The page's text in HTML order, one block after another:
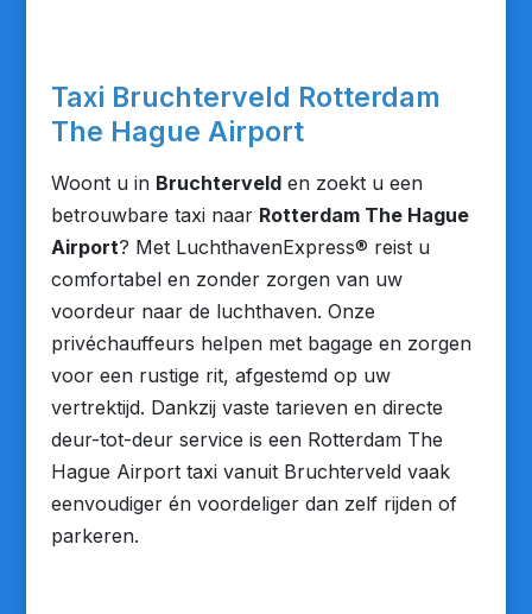
Taxi Bruchterveld Rotterdam
The Hague Airport
Woont u in Bruchtervelden zoekt u een
betrouwbare taxi naar Rotterdam The Hague
Airport? Met LuchthavenExpress® reist u
comfortabel en zonder zorgen van uw
voordeur naar de luchthaven. Onze
privéchauffeurs helpen met bagage en zorgen
voor een rustige rit, afgestemd op uw
vertrektijd. Dankzij vaste tarieven en directe
deur-tot-deur service is een Rotterdam The
Hague Airport taxi vanuit Bruchterveld vaak
eenvoudiger én voordeliger dan zelf rijden of
parkeren.